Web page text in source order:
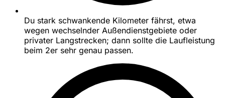
Du stark schwankende Kilometer fährst, etwa
wegen wechselnder Außendienstgebiete oder
privater Langstrecken; dann sollte die Laufleistung
beim 2er sehr genau passen.